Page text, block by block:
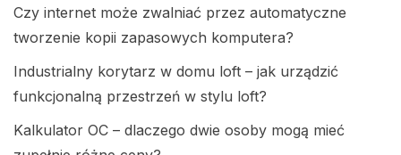
Czy internet może zwalniać przez automatyczne
tworzenie kopii zapasowych komputera?
Industrialny korytarz w domu loft – jak urządzić
funkcjonalną przestrzeń w stylu loft?
Kalkulator OC – dlaczego dwie osoby mogą mieć